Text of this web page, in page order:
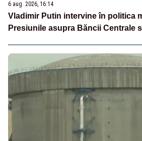
6 aug. 2026, 16:14
Vladimir Putin intervine în politica
Presiunile asupra Băncii Centrale